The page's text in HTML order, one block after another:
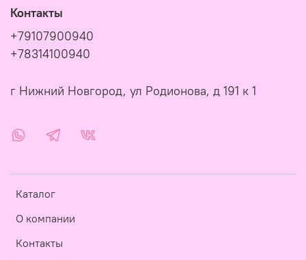
Каталог
О компании
Контакты
Контакты
+79107900940
+78314100940
г Нижний Новгород, ул Родионова, д 191 к 1